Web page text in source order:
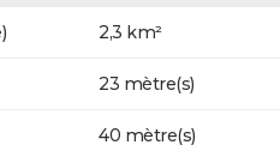
2,3 km²
23 mètre(s)
40 mètre(s)